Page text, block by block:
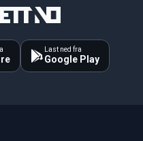
Last ned fra
Google Play